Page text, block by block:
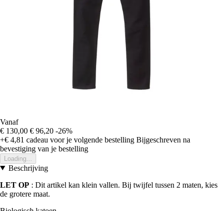
Vanaf
€ 130,00 € 96,20 -26%
+€ 4,81 cadeau voor je volgende bestelling Bijgeschreven na
bevestiging van je bestelling
Loading...
Beschrijving
LET OP : Dit artikel kan klein vallen. Bij twijfel tussen 2 maten, kies
de grotere maat.